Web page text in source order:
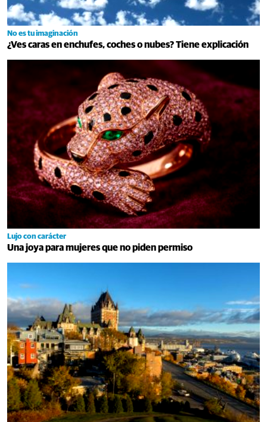
No es tu imaginación
¿Ves caras en enchufes, coches o nubes? Tiene explicación
Lujo con carácter
Una joya para mujeres que no piden permiso